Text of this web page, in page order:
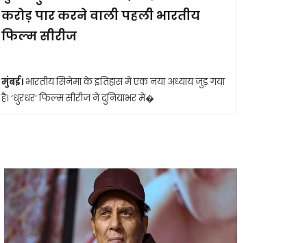
करोड़ पार करने वाली पहली भारतीय
फिल्म सीरीज
मुंबई। भारतीय सिनेमा के इतिहास में एक नया अध्याय जुड़ गया
है। ‘धुरंधर’ फिल्म सीरीज ने दुनियाभर मे�